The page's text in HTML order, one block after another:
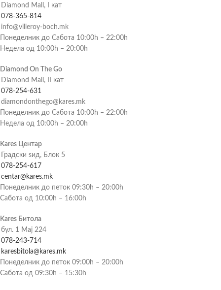
Diamond Mall, I кат
078-365-814
info@villeroy-boch.mk
Понеделник до Сабота 10:00h – 22:00h
Недела од 10:00h – 20:00h
Diamond On The Go
Diamond Mall, II кат
078-254-631
diamondonthego@kares.mk
Понеделник до Сабота 10:00h – 22:00h
Недела од 10:00h – 20:00h
Kares Центар
Градски ѕид, Блок 5
078-254-617
centar@kares.mk
Понеделник до петок 09:30h – 20:00h
Сабота од 10:00h – 16:00h
Kares Битола
бул. 1 Мај 224
078-243-714
karesbitola@kares.mk
Понеделник до петок 09:00h – 20:00h
Сабота од 09:30h – 15:30h